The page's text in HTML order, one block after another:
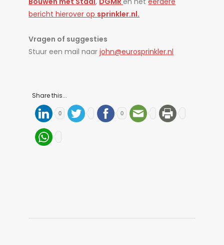
bericht hierover op sprinkler.nl.
Vragen of suggesties
Stuur een mail naarjohn@eurosprinkler.nl
Share this...
0 0